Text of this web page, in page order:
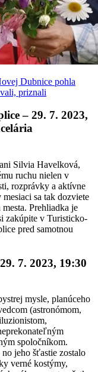
Dubnice pohla
priznali
– 29. 7. 2023,
Silvia Havelková,
ruchu nielen v
rozprávky a aktívne
sa tak dozviete
Prehliadka je
zakúpite v Turisticko-
pred samotnou
7. 2023, 19:30
mysle, planúceho
(astronómom,
spoločníkom.
jeho šťastie zostalo
verné kostýmy,